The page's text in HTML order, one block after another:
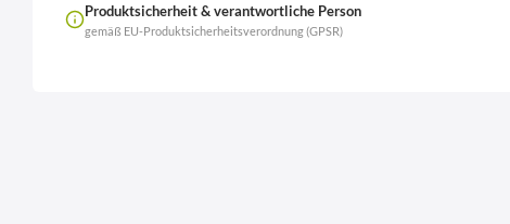
Produktsicherheit & verantwortliche Person
gemäß EU-Produktsicherheitsverordnung (GPSR)